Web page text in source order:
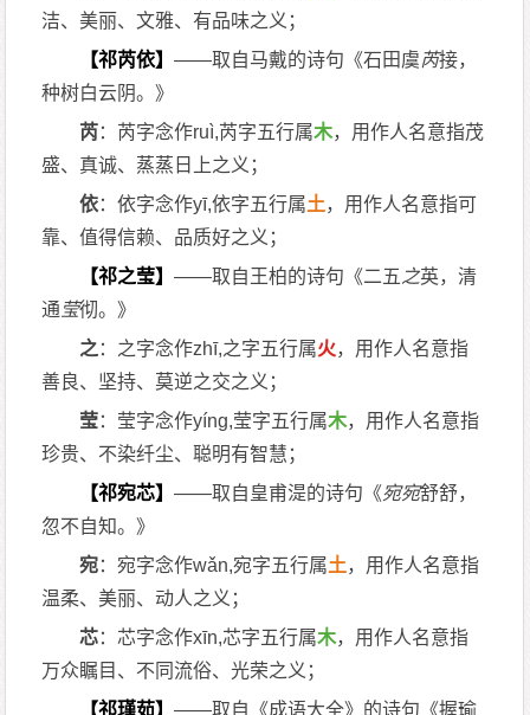
洁、美丽、文雅、有品味之义；
【祁芮依】——取自马戴的诗句《石田虞芮接，
种树白云阴。》
芮：芮字念作ruì,芮字五行属木，用作人名意指茂
盛、真诚、蒸蒸日上之义；
依：依字念作yī,依字五行属土，用作人名意指可
靠、值得信赖、品质好之义；
【祁之莹】——取自王柏的诗句《二五 之英，清
通 莹彻。》
之 ：之字念作zhī,之字五行属火，用作人名意指
善良、坚持、莫逆之交之义；
莹：莹字念作yíng,莹字五行属木，用作人名意指
珍贵、不染纤尘、聪明有智慧；
【祁宛芯】——取自皇甫湜的诗句《宛宛舒舒，
忽不自知。》
宛：宛字念作wǎn,宛字五行属土，用作人名意指
温柔、美丽、动人之义；
芯：芯字念作xīn,芯字五行属木，用作人名意指
万众瞩目、不同流俗、光荣之义；
【祁瑾茹】——取自《成语大全》的诗句《握瑜